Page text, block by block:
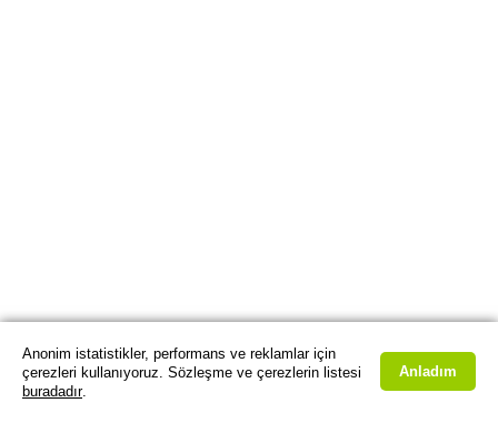
Anonim istatistikler, performans ve reklamlar için
çerezleri kullanıyoruz. Sözleşme ve çerezlerin listesi
buradadır.
Anladım